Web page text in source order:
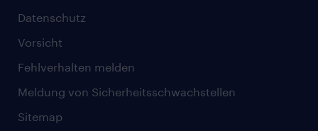
Datenschutz
Vorsicht
Fehlverhalten melden
Meldung von Sicherheitsschwachstellen
Sitemap